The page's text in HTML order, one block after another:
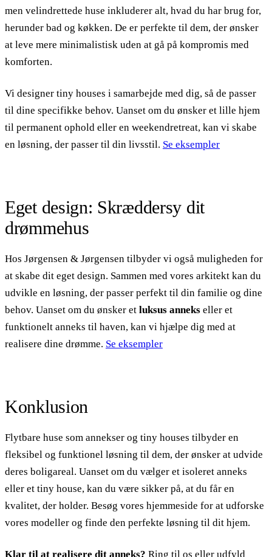
men velindrettede huse inkluderer alt, hvad du har brug for,
herunder bad og køkken. De er perfekte til dem, der ønsker
at leve mere minimalistisk uden at gå på kompromis med
komforten.
Vi designer tiny houses i samarbejde med dig, så de passer
til dine specifikke behov. Uanset om du ønsker et lille hjem
til permanent ophold eller en weekendretreat, kan vi skabe
en løsning, der passer til din livsstil. Se eksempler
Eget design: Skræddersy dit
drømmehus
Hos Jørgensen & Jørgensen tilbyder vi også muligheden for
at skabe dit eget design. Sammen med vores arkitekt kan du
udvikle en løsning, der passer perfekt til din familie og dine
behov. Uanset om du ønsker et luksus anneks eller et
funktionelt anneks til haven, kan vi hjælpe dig med at
realisere dine drømme. Se eksempler
Konklusion
Flytbare huse som annekser og tiny houses tilbyder en
fleksibel og funktionel løsning til dem, der ønsker at udvide
deres boligareal. Uanset om du vælger et isoleret anneks
eller et tiny house, kan du være sikker på, at du får en
kvalitet, der holder. Besøg vores hjemmeside for at udforske
vores modeller og finde den perfekte løsning til dit hjem.
Klar til at realisere dit anneks? Ring til os eller udfyld